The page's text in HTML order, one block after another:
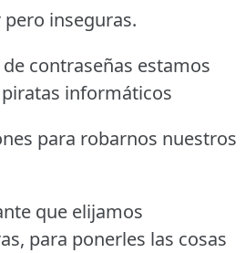
inseguras.
contraseñas estamos
informáticos
para robarnos nuestros
que elijamos
para ponerles las cosas